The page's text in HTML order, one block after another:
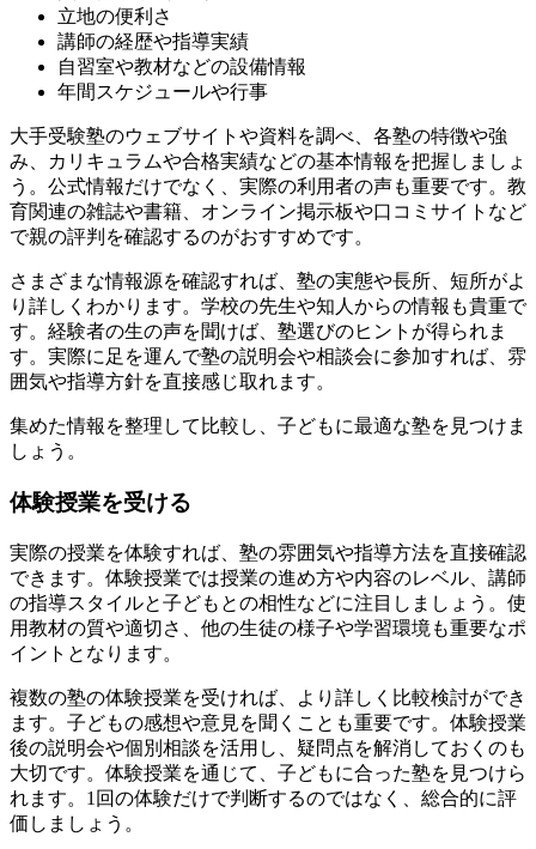
立地の便利さ
講師の経歴や指導実績
自習室や教材などの設備情報
年間スケジュールや行事
大手受験塾のウェブサイトや資料を調べ、各塾の特徴や強
み、カリキュラムや合格実績などの基本情報を把握しましょ
う。公式情報だけでなく、実際の利用者の声も重要です。教
育関連の雑誌や書籍、オンライン掲示板や口コミサイトなど
で親の評判を確認するのがおすすめです。
さまざまな情報源を確認すれば、塾の実態や長所、短所がよ
り詳しくわかります。学校の先生や知人からの情報も貴重で
す。経験者の生の声を聞けば、塾選びのヒントが得られま
す。実際に足を運んで塾の説明会や相談会に参加すれば、雰
囲気や指導方針を直接感じ取れます。
集めた情報を整理して比較し、子どもに最適な塾を見つけま
しょう。
体験授業を受ける
実際の授業を体験すれば、塾の雰囲気や指導方法を直接確認
できます。体験授業では授業の進め方や内容のレベル、講師
の指導スタイルと子どもとの相性などに注目しましょう。使
用教材の質や適切さ、他の生徒の様子や学習環境も重要なポ
イントとなります。
複数の塾の体験授業を受ければ、より詳しく比較検討ができ
ます。子どもの感想や意見を聞くことも重要です。体験授業
後の説明会や個別相談を活用し、疑問点を解消しておくのも
大切です。体験授業を通じて、子どもに合った塾を見つけら
れます。1回の体験だけで判断するのではなく、総合的に評
価しましょう。